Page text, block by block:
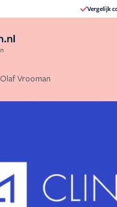
Vergelijk
Olaf Vrooman